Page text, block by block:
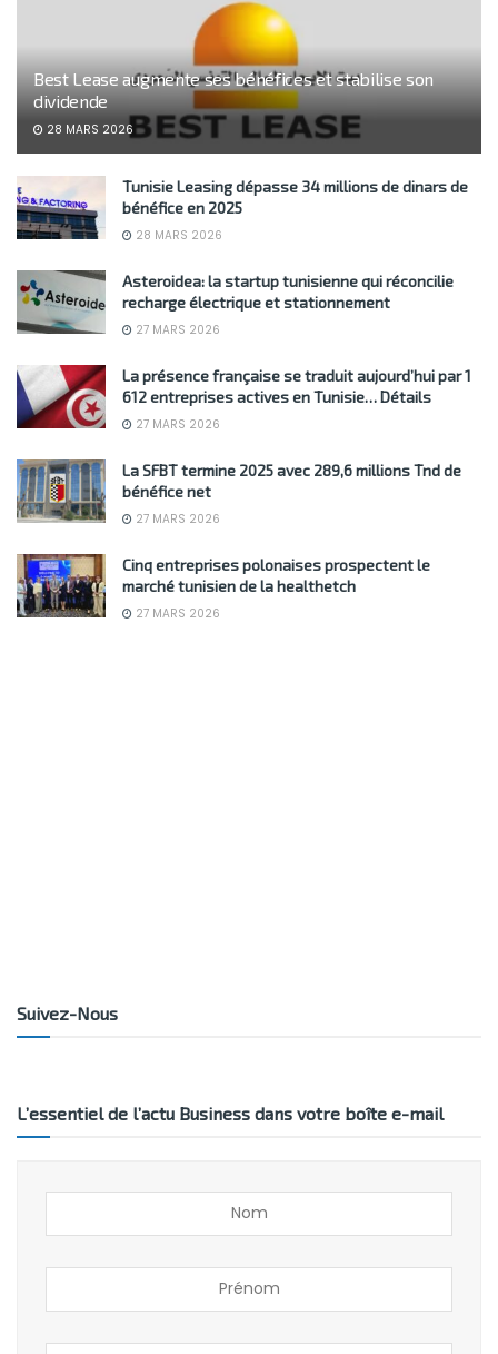
Best Lease augmente ses bénéfices et stabilise son
dividende
28 MARS 2026
Tunisie Leasing dépasse 34 millions de dinars de
bénéfice en 2025
28 MARS 2026
Asteroidea: la startup tunisienne qui réconcilie
recharge électrique et stationnement
27 MARS 2026
La présence française se traduit aujourd’hui par 1
612 entreprises actives en Tunisie… Détails
27 MARS 2026
La SFBT termine 2025 avec 289,6 millions Tnd de
bénéfice net
27 MARS 2026
Cinq entreprises polonaises prospectent le
marché tunisien de la healthetch
27 MARS 2026
Suivez-Nous
L’essentiel de l’actu Business dans votre boîte e-mail